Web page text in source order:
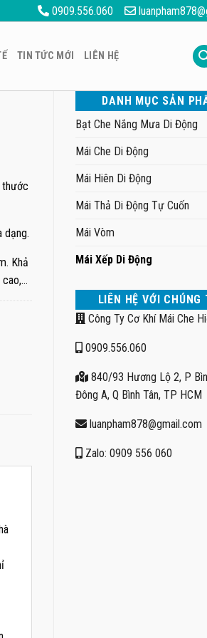
0909.556.060
TIN TỨC MỚI LIÊN HỆ
DANH MỤC SẢN
Bạt Che Nắng Mưa Di Động
Mái Che Di Động
Mái Hiên Di Động
Mái Thả Di Động Tự Cuốn
Mái Vòm
Mái Xếp Di Động
LIÊN HỆ VỚI CHÚNG
Công Ty Cơ Khí Mái Che
0909.556.060
840/93 Hương Lộ 2, P
Đông A, Q Bình Tân, TP HCM
luanpham878@gmail.com
Zalo: 0909 556 060
thước
dạng.
Khả
cao,…